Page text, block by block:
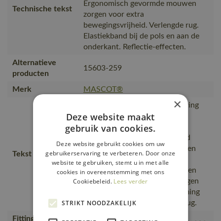
Technische tekst
Ergonomisch gevormde mouwen
zorgen voor extra
bewegingsvrijheid. Verlengde rug.
Elastiekband bij de pols en aan de
onderkant. Reflectie-effecten.
Alternatieve
producten
15603-259
Merk MASCOT®
Tekst usp
Extra zichtbaar voor de omgeving
door de reflectieaccenten.,
Elastiekband aan de pols en
onderkant., zodat er geen wind
binnenkomt., Sluiting met rits en
inwendige windvanger,
Ergonomisch gevormde mouwen
volgen de natuurlijke bewegingen
van de armen., Extra bescherming
tegen kou door de verlengde rug.
Fitting
×
Deze website maakt
gebruik van cookies.
Deze website gebruikt cookies om uw
gebruikerservaring te verbeteren. Door onze
website te gebruiken, stemt u in met alle
cookies in overeenstemming met ons
Cookiebeleid. Lees verder
STRIKT NOODZAKELIJK